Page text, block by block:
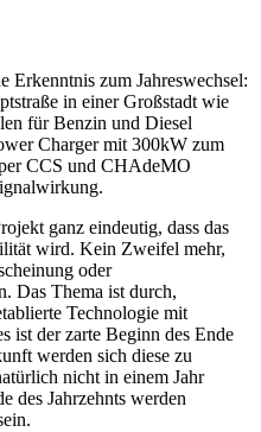
Erkenntnis zum Jahreswechsel:
in einer Großstadt wie
für Benzin und Diesel
Charger mit 300kW zum
CCS und CHAdeMO
ganz eindeutig, dass das
wird. Kein Zweifel mehr,
oder
Das Thema ist durch,
Technologie mit
ist der zarte Beginn des Ende
werden sich diese zu
nicht in einem Jahr
des Jahrzehnts werden